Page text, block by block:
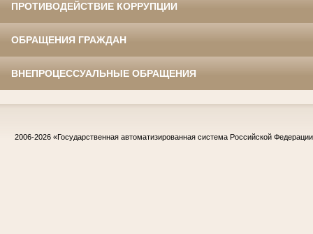
ПРОТИВОДЕЙСТВИЕ КОРРУПЦИИ
ОБРАЩЕНИЯ ГРАЖДАН
ВНЕПРОЦЕССУАЛЬНЫЕ ОБРАЩЕНИЯ
2006-2026 «Государственная автоматизированная система Российской